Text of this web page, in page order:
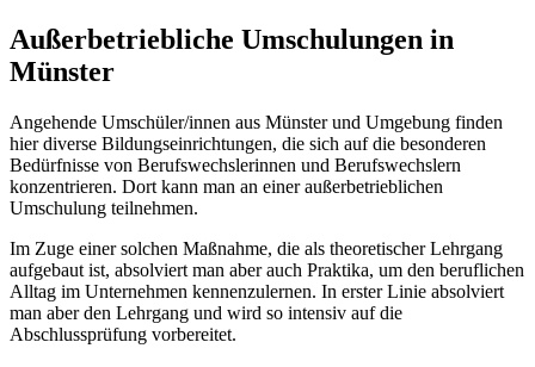
Außerbetriebliche Umschulungen in
Münster
Angehende Umschüler/innen aus Münster und Umgebung finden
hier diverse Bildungseinrichtungen, die sich auf die besonderen
Bedürfnisse von Berufswechslerinnen und Berufswechslern
konzentrieren. Dort kann man an einer außerbetrieblichen
Umschulung teilnehmen.
Im Zuge einer solchen Maßnahme, die als theoretischer Lehrgang
aufgebaut ist, absolviert man aber auch Praktika, um den beruflichen
Alltag im Unternehmen kennenzulernen. In erster Linie absolviert
man aber den Lehrgang und wird so intensiv auf die
Abschlussprüfung vorbereitet.